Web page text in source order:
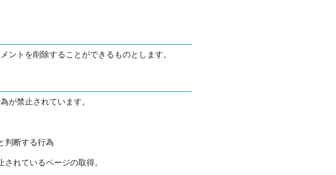
ントを削除することができるものとします。
が禁止されています。
判断する行為
れているページの取得。